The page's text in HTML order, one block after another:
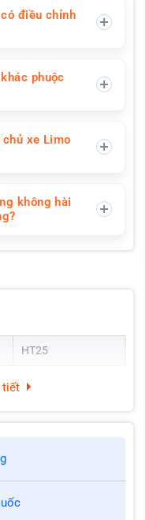
điều chỉnh
phuộc
xe Limo
không hài
HT25
tiết